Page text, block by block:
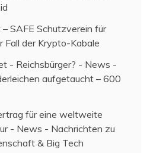
SAFE Schutzverein für
Fall der Krypto-Kabale
- Reichsbürger? - News -
aufgetaucht – 600
für eine weltweite
- News - Nachrichten zu
& Big Tech